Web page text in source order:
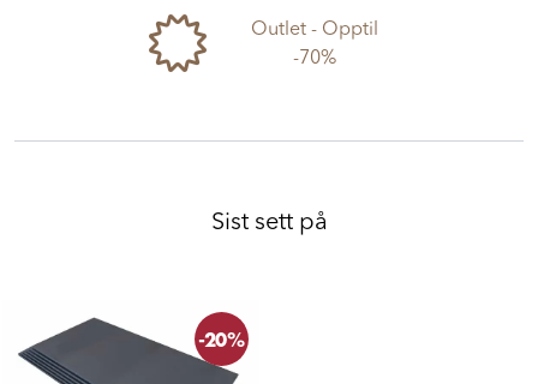
Outlet - Opptil
-70%
Sist sett på
-20%